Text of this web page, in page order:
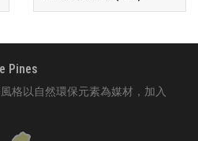
Pines
格以自然環保元素為媒材，加入